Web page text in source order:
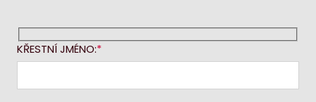
KŘESTNÍ JMÉNO: